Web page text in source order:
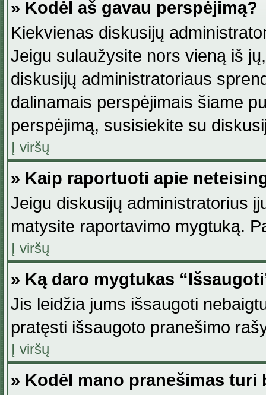
» Kodėl aš gavau perspėjimą?
Kiekvienas diskusijų
Jeigu sulaužysite nors vieną iš
diskusijų administratoriaus
dalinamais perspėjimais šiame
perspėjimą, susisiekite su
Į viršų
» Kaip raportuoti apie
Jeigu diskusijų administratorius
matysite raportavimo mygtuką.
Į viršų
» Ką daro mygtukas
Jis leidžia jums išsaugoti
pratęsti išsaugoto pranešimo
Į viršų
» Kodėl mano pranešimas